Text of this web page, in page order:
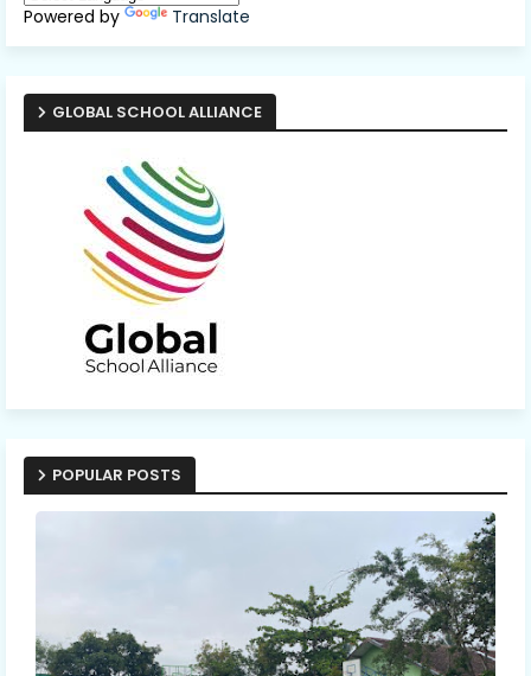
Powered by Translate
GLOBAL SCHOOL ALLIANCE
POPULAR POSTS